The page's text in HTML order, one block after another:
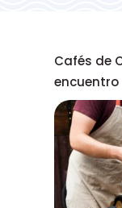
Cafés de